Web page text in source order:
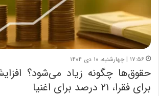
۱۷:۵۶ | چهارشنبه، ۱۰ دی ۱۴۰۴
برای فقرا، ۲۱ درصد برای اغنیا